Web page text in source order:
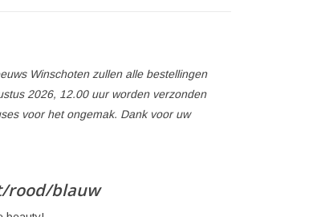
Winschoten zullen alle bestellingen
2026, 12.00 uur worden verzonden
voor het ongemak. Dank voor uw
rood/blauw